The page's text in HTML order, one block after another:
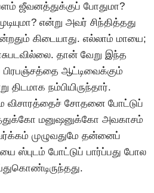
ஜீவனத்துக்குப் போதுமா?
என்று அவர் சிந்தித்தது
கிடையாது. எல்லாம் மாயை;
தான் வேறு இந்த
ஆட்டிவைக்கும்
நம்பியிருந்தார்.
சோதனை போட்டுப்
மனுஷனுக்கோ அவகாசம்
முழுவதுமே தன்னைப்
ஸ்புடம் போட்டுப் பார்ப்பது போல